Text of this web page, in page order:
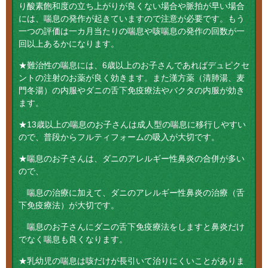
り酸素飽和度の立ち上がりが良くない場合や脈拍が早い場合
には、喘息の発作が起きていますので注意が必要です。もう
一つの評価は一カ月当たりの喘息や咳喘息の発作の回数が一
回以上あるかになります。
★難治性の喘息には、6歳以上のお子さんであればデュピクセ
ントの注射のお薬が良く効きます。また漢方薬（清肺湯、麦
門冬湯）の内服やダニの舌下免疫療法やバクタの内服が効き
ます。
★13歳以上の喘息のお子さんは成人型の喘息に移行しやすい
ので、普段からフルティフォームの吸入が大切です。
★喘息のお子さんは、ダニのアレルギー性鼻炎の合併が多い
ので、
喘息の治療に加えて、ダニのアレルギー性鼻炎の治療（舌
下免疫療法）が大切です。
喘息のお子さんにダニの舌下免疫療法をしますと鼻炎だけ
でなく喘息も良くなります。
★乳幼児の喘息は咳だけが長引いて治りにくいことがありま